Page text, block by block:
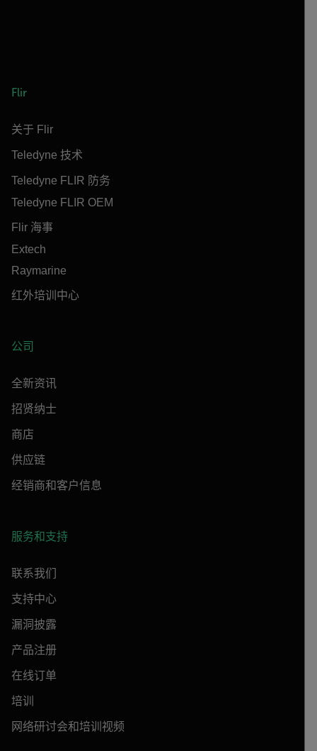
Flir
关于 Flir
Teledyne 技术
Teledyne FLIR 防务
Teledyne FLIR OEM
Flir 海事
Extech
Raymarine
红外培训中心
公司
全新资讯
招贤纳士
商店
供应链
经销商和客户信息
服务和支持
联系我们
支持中心
漏洞披露
产品注册
在线订单
培训
网络研讨会和培训视频